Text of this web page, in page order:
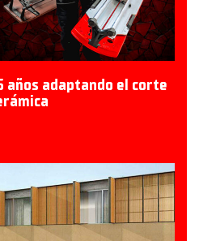
años adaptando el corte